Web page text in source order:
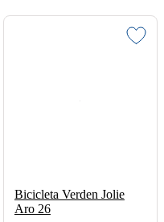
Bicicleta Verden Jolie
Aro 26